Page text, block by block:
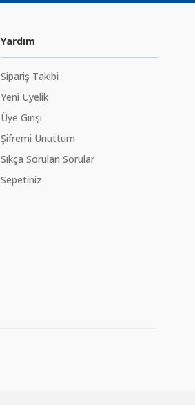
Yardım
Sipariş Takibi
Yeni Üyelik
Üye Girişi
Şifremi Unuttum
Sıkça Sorulan Sorular
Sepetiniz